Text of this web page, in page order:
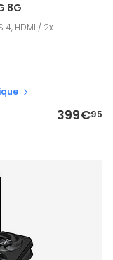
8G
4, HDMI / 2x
399€95